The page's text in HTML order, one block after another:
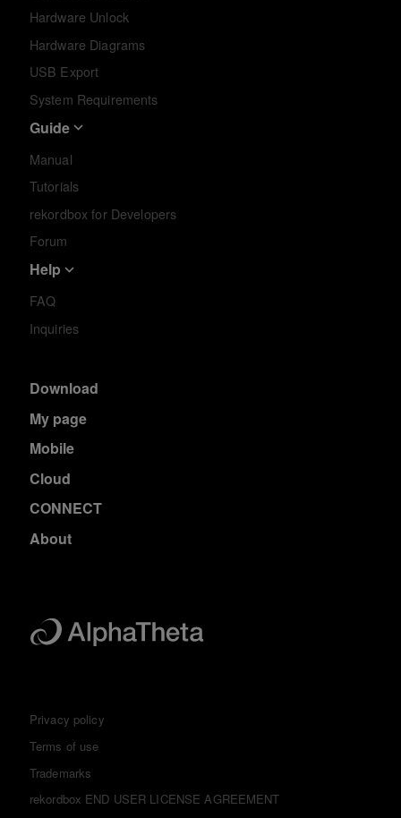
Hardware Unlock
Hardware Diagrams
USB Export
System Requirements
Guide
Manual
Tutorials
rekordbox for Developers
Forum
Help
FAQ
Inquiries
Download
My page
Mobile
Cloud
CONNECT
About
Privacy policy
Terms of use
Trademarks
rekordbox END USER LICENSE AGREEMENT